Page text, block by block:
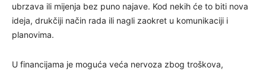
ubrzava ili mijenja bez puno najave. Kod nekih će to biti nova
ideja, drukčiji način rada ili nagli zaokret u komunikaciji i
planovima.
U financijama je moguća veća nervoza zbog troškova,